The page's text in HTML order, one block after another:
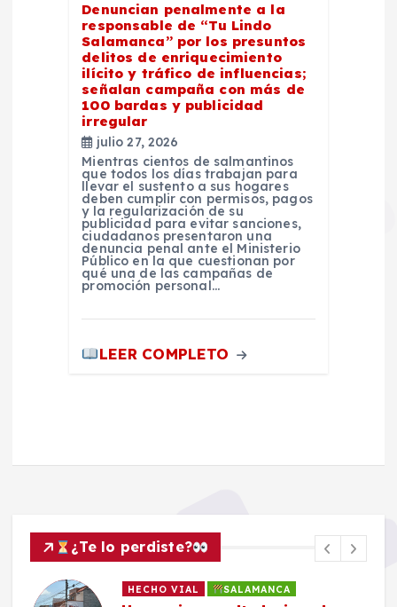
Denuncian penalmente a la
responsable de “Tu Lindo
Salamanca” por los presuntos
delitos de enriquecimiento
ilícito y tráfico de influencias;
señalan campaña con más de
100 bardas y publicidad
irregular
julio 27, 2026
Mientras cientos de salmantinos
que todos los días trabajan para
llevar el sustento a sus hogares
deben cumplir con permisos, pagos
y la regularización de su
publicidad para evitar sanciones,
ciudadanos presentaron una
denuncia penal ante el Ministerio
Público en la que cuestionan por
qué una de las campañas de
promoción personal…
LEER COMPLETO
¿Te lo perdiste?
HECHO VIAL SALAMANCA